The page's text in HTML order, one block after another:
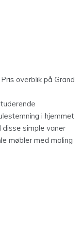
overblik på Grand
i hjemmet
disse simple vaner
møbler med maling